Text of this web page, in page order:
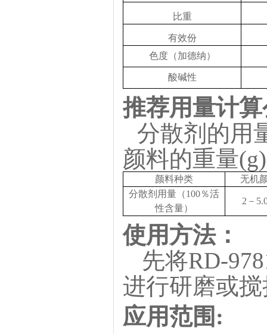
比重
有效份
色度（加德纳）
酸碱性
推荐用量计
分散剂的用
颜料的重量(g)
颜料种类
无机
分散剂用量（100％活
性含量）
2 － 5
使用方法：
先将RD-
进行研磨或
应用范围 :